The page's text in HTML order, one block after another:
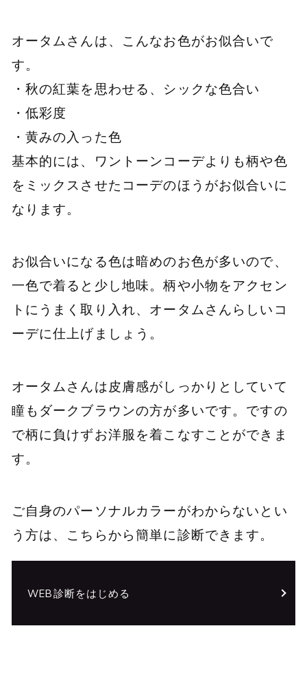
オータムさんは、こんなお色がお似合いで
す。
・秋の紅葉を思わせる、シックな色合い
・低彩度
・黄みの入った色
基本的には、ワントーンコーデよりも柄や色
をミックスさせたコーデのほうがお似合いに
なります。
お似合いになる色は暗めのお色が多いので、
一色で着ると少し地味。柄や小物をアクセン
トにうまく取り入れ、オータムさんらしいコ
ーデに仕上げましょう。
オータムさんは皮膚感がしっかりとしていて
瞳もダークブラウンの方が多いです。ですの
で柄に負けずお洋服を着こなすことができま
す。
ご自身のパーソナルカラーがわからないとい
う方は、こちらから簡単に診断できます。
WEB診断をはじめる